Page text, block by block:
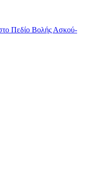
Πεδίο Βολής Ασκού-